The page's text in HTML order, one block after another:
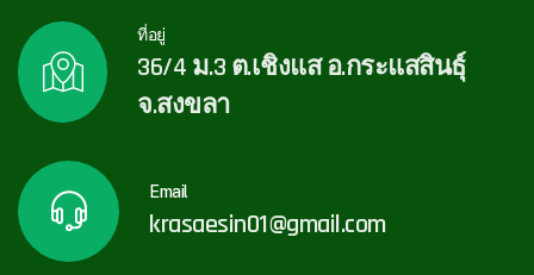
ที่อยู่
36/4 ม.3 ต.เชิงแส อ.กระแสสินธุ์
จ.สงขลา
Email
krasaesin01@gmail.com